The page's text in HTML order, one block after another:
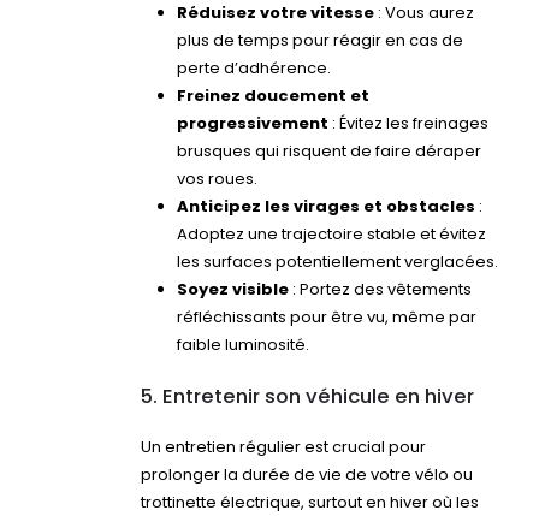
Réduisez votre vitesse: Vous aurez
plus de temps pour réagir en cas de
perte d’adhérence.
Freinez doucement et
progressivement : Évitez les freinages
brusques qui risquent de faire déraper
vos roues.
Anticipez les virages et obstacles :
Adoptez une trajectoire stable et évitez
les surfaces potentiellement verglacées.
Soyez visible: Portez des vêtements
réfléchissants pour être vu, même par
faible luminosité.
5. Entretenir son véhicule en hiver
Un entretien régulier est crucial pour
prolonger la durée de vie de votre vélo ou
trottinette électrique, surtout en hiver où les